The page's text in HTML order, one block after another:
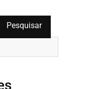
Pesquisar